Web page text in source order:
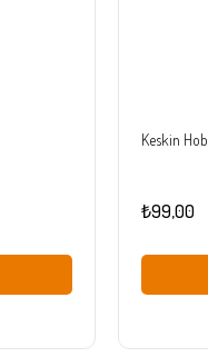
Keskin
₺99,00